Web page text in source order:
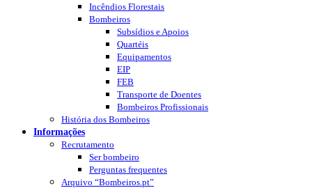
Incêndios Florestais
Bombeiros
Subsídios e Apoios
Quartéis
Equipamentos
EIP
FEB
Transporte de Doentes
Bombeiros Profissionais
História dos Bombeiros
Informações
Recrutamento
Ser bombeiro
Perguntas frequentes
Arquivo “Bombeiros.pt”